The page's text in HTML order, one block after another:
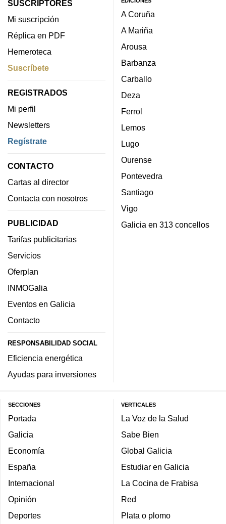
SUSCRIPTORES
Mi suscripción
Réplica en PDF
Hemeroteca
Suscríbete
REGISTRADOS
Mi perfil
Newsletters
Regístrate
CONTACTO
Cartas al director
Contacta con nosotros
PUBLICIDAD
Tarifas publicitarias
Servicios
Oferplan
INMOGalia
Eventos en Galicia
Contacto
RESPONSABILIDAD SOCIAL
Eficiencia energética
Ayudas para inversiones
A Coruña
A Mariña
Arousa
Barbanza
Carballo
Deza
Ferrol
Lemos
Lugo
Ourense
Pontevedra
Santiago
Vigo
Galicia en 313 concellos
SECCIONES
Portada
Galicia
Economía
España
Internacional
Opinión
Deportes
VERTICALES
La Voz de la Salud
Sabe Bien
Global Galicia
Estudiar en Galicia
La Cocina de Frabisa
Red
Plata o plomo